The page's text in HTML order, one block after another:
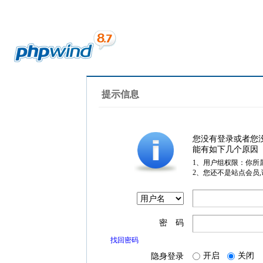
提示信息
您没有登录或者您
能有如下几个原因
1、用户组权限：你所
2、您还不是站点会员
密 码
找回密码
隐身登录 开启 关闭